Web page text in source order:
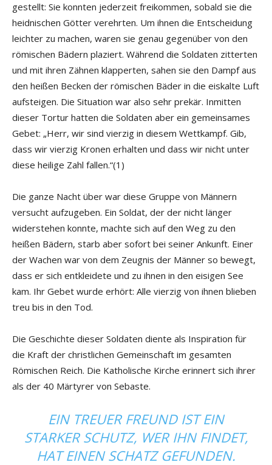
gestellt: Sie konnten jederzeit freikommen, sobald sie die
heidnischen Götter verehrten. Um ihnen die Entscheidung
leichter zu machen, waren sie genau gegenüber von den
römischen Bädern plaziert. Während die Soldaten zitterten
und mit ihren Zähnen klapperten, sahen sie den Dampf aus
den heißen Becken der römischen Bäder in die eiskalte Luft
aufsteigen. Die Situation war also sehr prekär. Inmitten
dieser Tortur hatten die Soldaten aber ein gemeinsames
Gebet: „Herr, wir sind vierzig in diesem Wettkampf. Gib,
dass wir vierzig Kronen erhalten und dass wir nicht unter
diese heilige Zahl fallen.“(1)
Die ganze Nacht über war diese Gruppe von Männern
versucht aufzugeben. Ein Soldat, der der nicht länger
widerstehen konnte, machte sich auf den Weg zu den
heißen Bädern, starb aber sofort bei seiner Ankunft. Einer
der Wachen war von dem Zeugnis der Männer so bewegt,
dass er sich entkleidete und zu ihnen in den eisigen See
kam. Ihr Gebet wurde erhört: Alle vierzig von ihnen blieben
treu bis in den Tod.
Die Geschichte dieser Soldaten diente als Inspiration für
die Kraft der christlichen Gemeinschaft im gesamten
Römischen Reich. Die Katholische Kirche erinnert sich ihrer
als der 40 Märtyrer von Sebaste.
EIN TREUER FREUND IST EIN
STARKER SCHUTZ, WER IHN FINDET,
HAT EINEN SCHATZ GEFUNDEN.